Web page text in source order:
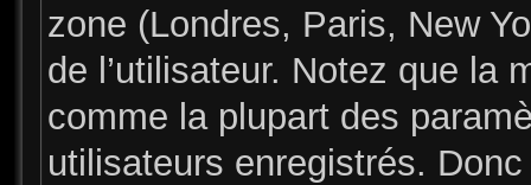
zone (Londres, Paris, New
de l’utilisateur. Notez que la
comme la plupart des
utilisateurs enregistrés.